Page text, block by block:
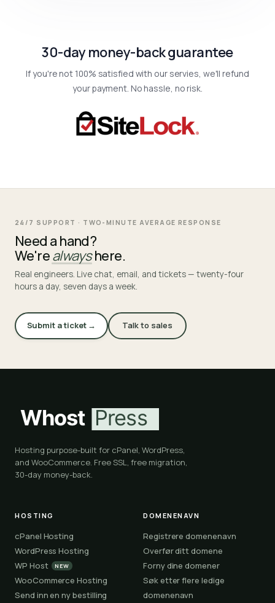
30-day money-back guarantee
If you're not 100% satisfied with our servies, we'll refund
your payment. No hassle, no risk.
24/7 SUPPORT · TWO-MINUTE AVERAGE RESPONSE
Need a hand?
We'realwayshere.
Real engineers. Live chat, email, and tickets — twenty-four
hours a day, seven days a week.
Submit a ticket → Talk to sales
Hosting purpose-built for cPanel, WordPress,
and WooCommerce. Free SSL, free migration,
30-day money-back.
HOSTING
cPanel Hosting
WordPress Hosting
WP Host
NEW
WooCommerce Hosting
Send inn en ny bestilling
DOMENENAVN
Registrere domenenavn
Overfør ditt domene
Forny dine domener
Søk etter flere ledige
domenenavn